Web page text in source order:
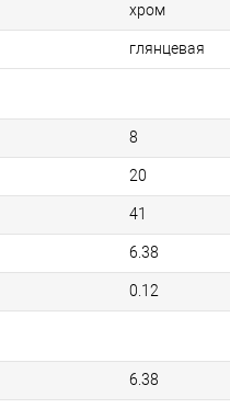
хром
глянцевая
8
20
41
6.38
0.12
6.38